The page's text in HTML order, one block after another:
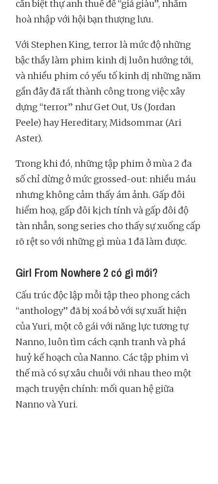
căn biệt thự anh thuê để “giả giàu”, nhằm
hoà nhập với hội bạn thượng lưu.
Với Stephen King, terror là mức độ những
bậc thầy làm phim kinh dị luôn hướng tới,
và nhiều phim có yếu tố kinh dị những năm
gần đây đã rất thành công trong việc xây
dựng “terror” như Get Out, Us (Jordan
Peele) hay Hereditary, Midsommar (Ari
Aster).
Trong khi đó, những tập phim ở mùa 2 đa
số chỉ dừng ở mức grossed-out: nhiều máu
nhưng không cảm thấy ám ảnh. Gấp đôi
hiểm hoạ, gấp đôi kịch tính và gấp đôi độ
tàn nhẫn, song series cho thấy sự xuống cấp
rõ rệt so với những gì mùa 1 đã làm được.
Girl From Nowhere 2 có gì mới?
Cấu trúc độc lập mỗi tập theo phong cách
“anthology” đã bị xoá bỏ với sự xuất hiện
của Yuri, một cô gái với năng lực tương tự
Nanno, luôn tìm cách cạnh tranh và phá
huỷ kế hoạch của Nanno. Các tập phim vì
thế mà có sự xâu chuỗi với nhau theo một
mạch truyện chính: mối quan hệ giữa
Nanno và Yuri.